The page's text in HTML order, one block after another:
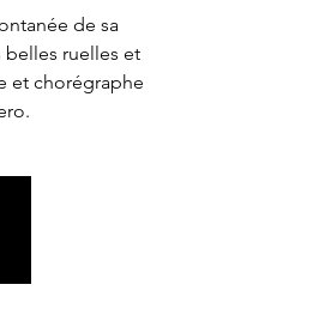
de sa
belles ruelles et
et chorégraphe